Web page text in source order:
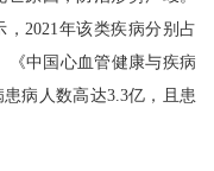
，2021年该类疾病分别占
《中国心血管健康与疾病
病人数高达3.3亿，且患